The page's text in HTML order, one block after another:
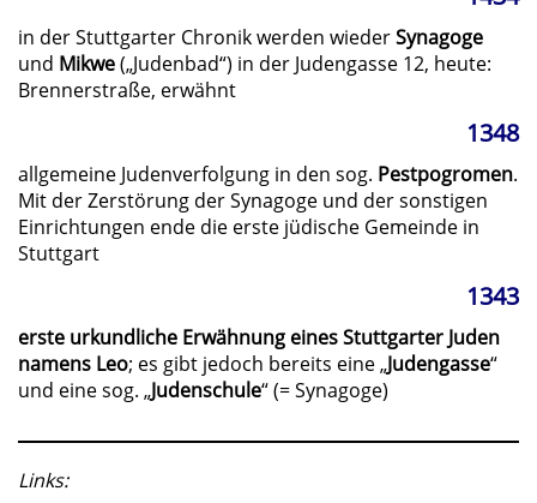
in der Stuttgarter Chronik werden wiederSynagoge
und Mikwe(„Judenbad“) in der Judengasse 12, heute:
Brennerstraße, erwähnt
1348
allgemeine Judenverfolgung in den sog. Pestpogromen.
Mit der Zerstörung der Synagoge und der sonstigen
Einrichtungen ende die erste jüdische Gemeinde in
Stuttgart
1343
erste urkundliche Erwähnung eines Stuttgarter Juden
namens Leo; es gibt jedoch bereits eine „Judengasse“
und eine sog. „Judenschule“ (= Synagoge)
Links: